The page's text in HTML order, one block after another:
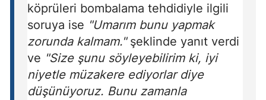
köprüleri bombalama tehdidiyle ilgili
soruya ise "Umarım bunu yapmak
zorunda kalmam."şeklinde yanıt verdi
ve "Size şunu söyleyebilirim ki, iyi
niyetle müzakere ediyorlar diye
düşünüyoruz. Bunu zamanla